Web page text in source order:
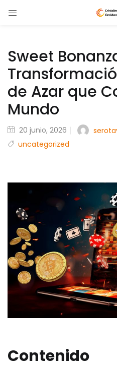
Enter your username and
Sweet
de Azar que
Mundo
Posted
20 junio, 2026
uncategorized
Contenido